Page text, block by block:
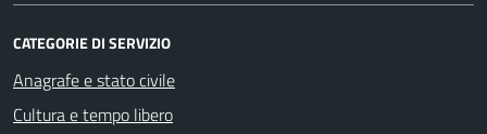
CATEGORIE DI SERVIZIO
Anagrafe e stato civile
Cultura e tempo libero